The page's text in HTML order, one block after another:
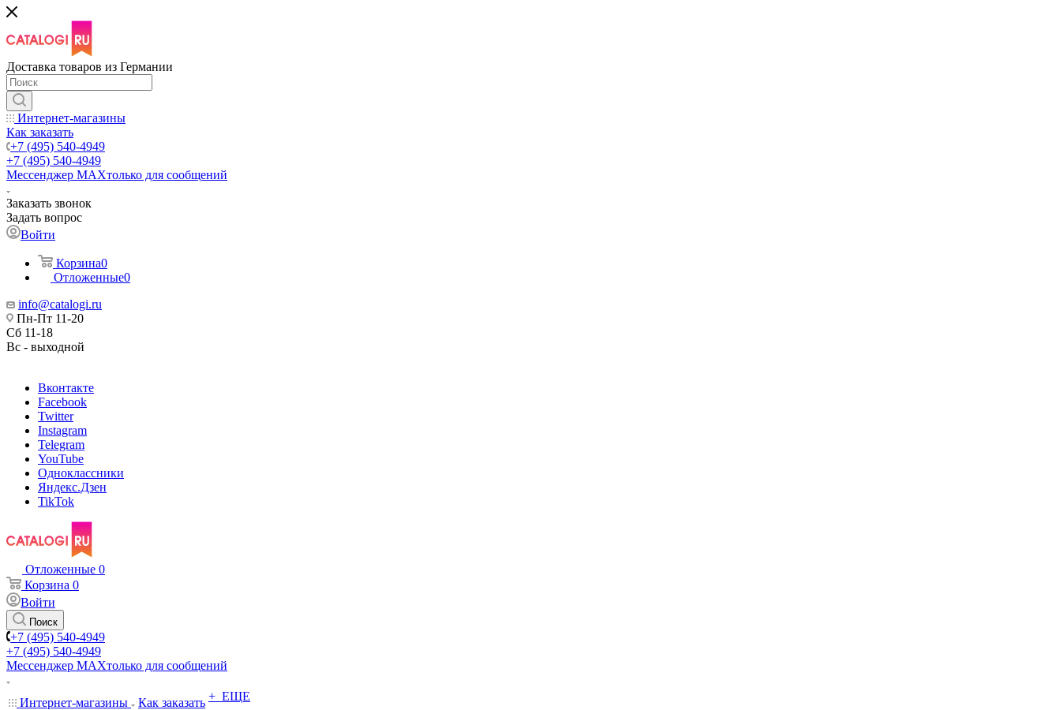
Доставка товаров из Германии
Интернет-магазины
Как заказать
+7 (495) 540-4949
+7 (495) 540-4949
Мессенджер МАХтолько для сообщений
Заказать звонок
Задать вопрос
Войти
Корзина0
Отложенные0
info@catalogi.ru
Пн-Пт 11-20
Сб 11-18
Вс - выходной
Вконтакте
Facebook
Twitter
Instagram
Telegram
YouTube
Одноклассники
Яндекс.Дзен
TikTok
Отложенные 0
Корзина 0
Войти
Поиск
+7 (495) 540-4949
+7 (495) 540-4949
Мессенджер МАХтолько для сообщений
Интернет-магазины Как заказать + ЕЩЕ